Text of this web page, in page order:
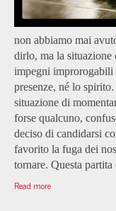
non abbiamo mai
dirlo, ma la
impegni improrogabili
presenze, né lo
situazione di
forse qualcuno,
deciso di candidarsi
favorito la fuga dei
tornare. Questa partita
Read more